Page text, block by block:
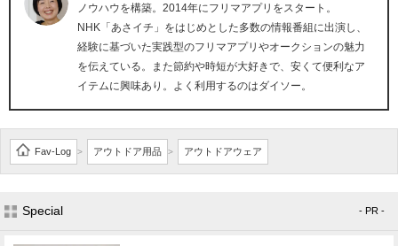
ノウハウを構築。2014年にフリマアプリをスタート。
NHK「あさイチ」をはじめとした多数の情報番組に出演し、
経験に基づいた実践型のフリマアプリやオークションの魅力
を伝えている。また節約や時短が大好きで、安くて便利なア
イテムに興味あり。よく利用するのはダイソー。
Fav-Log > アウトドア用品 > アウトドアウェア
Special - PR -